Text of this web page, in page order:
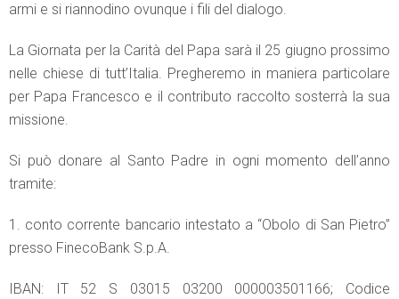
armi e si riannodino ovunque i fili del dialogo.
La Giornata per la Carità del Papa sarà il 25 giugno prossimo
nelle chiese di tutt’Italia. Pregheremo in maniera particolare
per Papa Francesco e il contributo raccolto sosterrà la sua
missione.
Si può donare al Santo Padre in ogni momento dell’anno
tramite:
1. conto corrente bancario intestato a “Obolo di San Pietro”
presso FinecoBank S.p.A.
IBAN: IT 52 S 03015 03200 000003501166; Codice